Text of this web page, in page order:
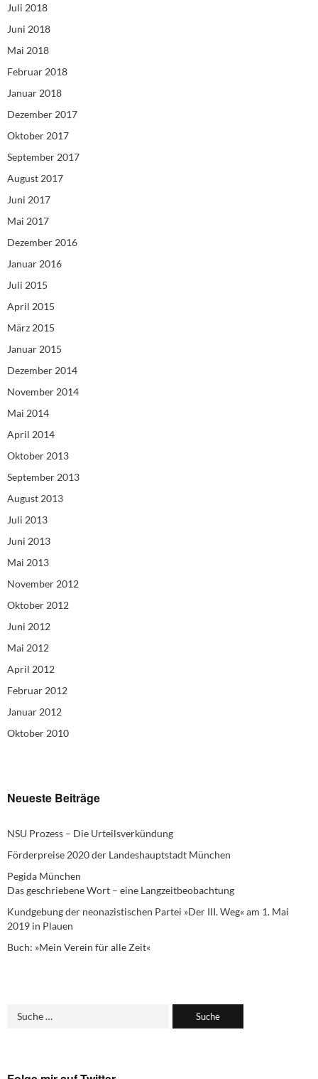
Juli 2018
Juni 2018
Mai 2018
Februar 2018
Januar 2018
Dezember 2017
Oktober 2017
September 2017
August 2017
Juni 2017
Mai 2017
Dezember 2016
Januar 2016
Juli 2015
April 2015
März 2015
Januar 2015
Dezember 2014
November 2014
Mai 2014
April 2014
Oktober 2013
September 2013
August 2013
Juli 2013
Juni 2013
Mai 2013
November 2012
Oktober 2012
Juni 2012
Mai 2012
April 2012
Februar 2012
Januar 2012
Oktober 2010
Neueste Beiträge
NSU Prozess – Die Urteilsverkündung
Förderpreise 2020 der Landeshauptstadt München
Pegida München
Das geschriebene Wort – eine Langzeitbeobachtung
Kundgebung der neonazistischen Partei »Der III. Weg« am 1. Mai
2019 in Plauen
Buch: »Mein Verein für alle Zeit«